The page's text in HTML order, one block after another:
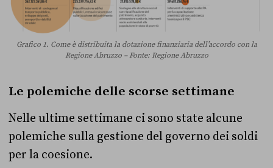
Grafico 1. Come è distribuita la dotazione finanziaria dell’accordo con la
Regione Abruzzo – Fonte: Regione Abruzzo
Le polemiche delle scorse settimane
Nelle ultime settimane ci sono state alcune
polemiche sulla gestione del governo dei soldi
per la coesione.